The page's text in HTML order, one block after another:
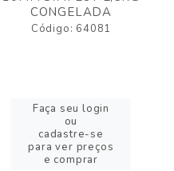
CONGELADA
Código: 64081
Faça seu login
ou
cadastre-se
para ver preços
e comprar